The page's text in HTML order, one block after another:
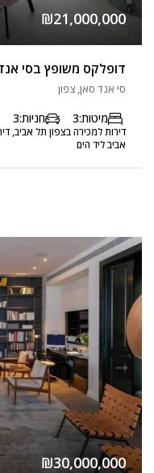
₪21,000,000
דופלקס משופץ בסי
סי אנד סאן, צפון
מיטות:3 חניות:3
דירות למכירה בצפון תל אביב,
אביב ליד הים
₪30,000,000